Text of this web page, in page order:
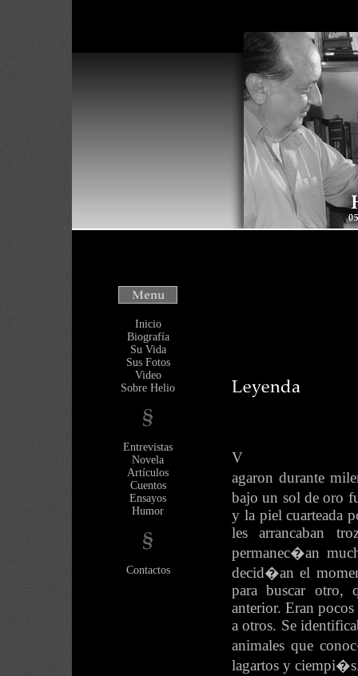
Inicio
Biografía
Su Vida
Sus Fotos
Video
Sobre Helio
Entrevistas
Novela
Artículos
Cuentos
Ensayos
Humor
Contactos
V
agaron durante
bajo un sol de oro
y la piel cuarteada
les arrancaban
permanec�an
decid�an el
para buscar otro,
anterior. Eran pocos
a otros. Se
animales que
lagartos y